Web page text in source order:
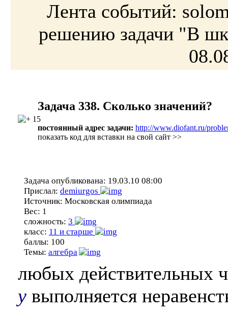
Лента событий:
решению задачи "В
15
Задача 338. Сколько значений?
постоянный адрес задачи: http://www.diofant.ru/
показать код для вставки на свой сайт >>
Задача опубликована: 19.03.10 08:00
Прислал: demiurgos
Источник: Московская олимпиада
Вес: 1
сложность: 3
класс: 11 и старше
баллы: 100
Темы: алгебра
любых действительных
y выполняется